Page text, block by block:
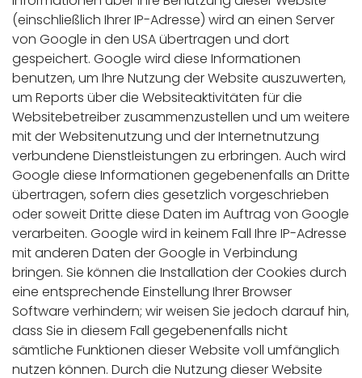
(einschließlich Ihrer IP-Adresse) wird an einen Server
von Google in den USA übertragen und dort
gespeichert. Google wird diese Informationen
benutzen, um Ihre Nutzung der Website auszuwerten,
um Reports über die Websiteaktivitäten für die
Websitebetreiber zusammenzustellen und um weitere
mit der Websitenutzung und der Internetnutzung
verbundene Dienstleistungen zu erbringen. Auch wird
Google diese Informationen gegebenenfalls an Dritte
übertragen, sofern dies gesetzlich vorgeschrieben
oder soweit Dritte diese Daten im Auftrag von Google
verarbeiten. Google wird in keinem Fall Ihre IP-Adresse
mit anderen Daten der Google in Verbindung
bringen. Sie können die Installation der Cookies durch
eine entsprechende Einstellung Ihrer Browser
Software verhindern; wir weisen Sie jedoch darauf hin,
dass Sie in diesem Fall gegebenenfalls nicht
sämtliche Funktionen dieser Website voll umfänglich
nutzen können. Durch die Nutzung dieser Website